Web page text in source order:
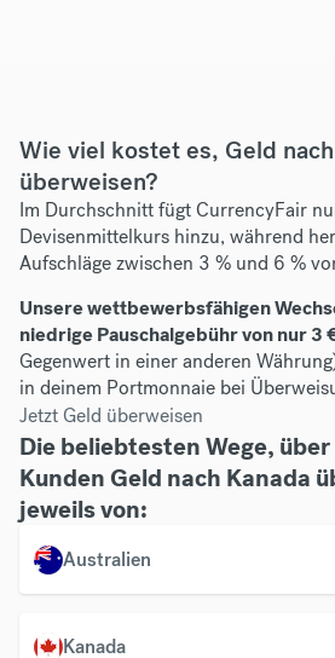
Wie viel kostet es, Geld
überweisen?
Im Durchschnitt fügt CurrencyFair
Devisenmittelkurs hinzu, während
Aufschläge zwischen 3 % und 6 %
Unsere wettbewerbsfähigen
niedrige Pauschalgebühr von nur 3
Gegenwert in einer anderen
in deinem Portmonnaie bei
Jetzt Geld überweisen
Die beliebtesten Wege,
Kunden Geld nach Kanada
jeweils von:
Australien
Kanada